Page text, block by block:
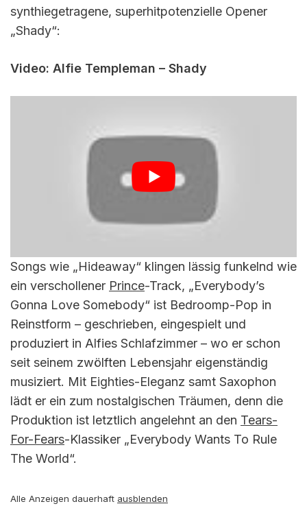
synthiegetragene, superhitpotenzielle Opener
„Shady“:
Video: Alfie Templeman – Shady
Songs wie „Hideaway“ klingen lässig funkelnd wie
ein verschollener Prince-Track, „Everybody’s
Gonna Love Somebody“ ist Bedroomp-Pop in
Reinstform – geschrieben, eingespielt und
produziert in Alfies Schlafzimmer – wo er schon
seit seinem zwölften Lebensjahr eigenständig
musiziert. Mit Eighties-Eleganz samt Saxophon
lädt er ein zum nostalgischen Träumen, denn die
Produktion ist letztlich angelehnt an den Tears-
For-Fears-Klassiker „Everybody Wants To Rule
The World“.
Alle Anzeigen dauerhaft ausblenden